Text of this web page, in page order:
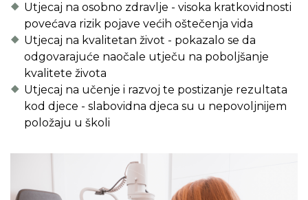
Utjecaj na osobno zdravlje - visoka kratkovidnosti
povećava rizik pojave većih oštečenja vida
Utjecaj na kvalitetan život - pokazalo se da
odgovarajuće naočale utječu na poboljšanje
kvalitete života
Utjecaj na učenje i razvoj te postizanje rezultata
kod djece - slabovidna djeca su u nepovoljnijem
položaju u školi